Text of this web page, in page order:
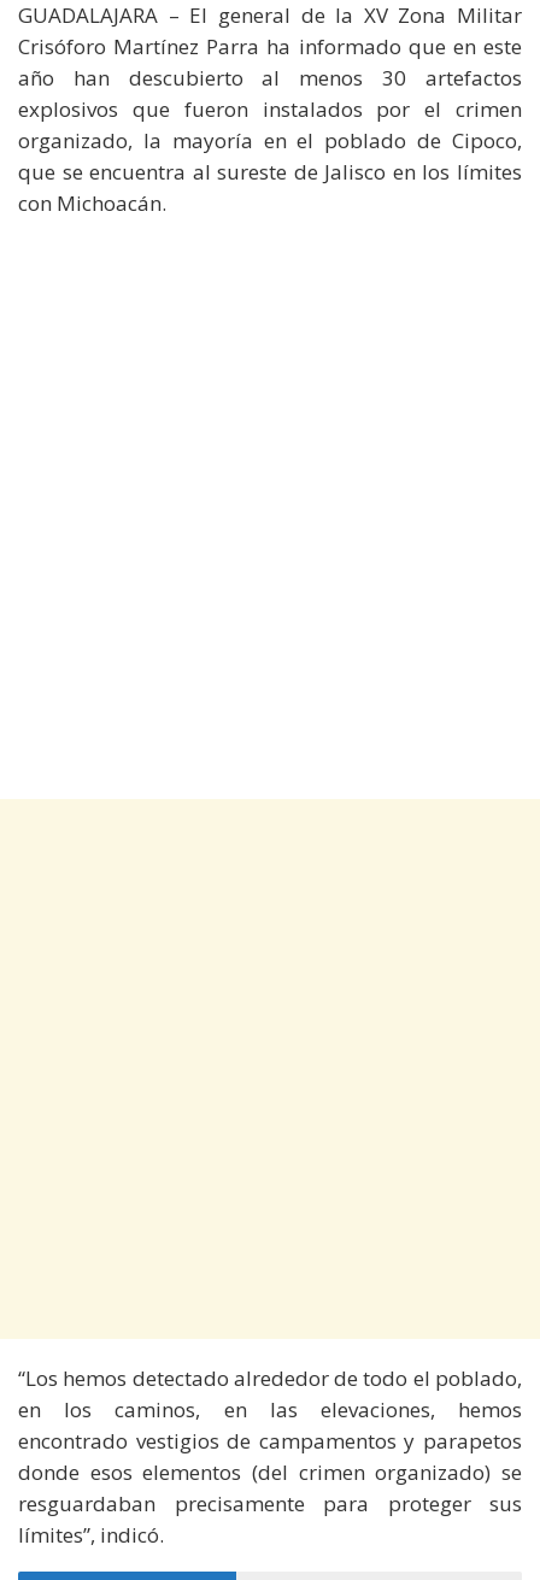
GUADALAJARA – El general de la XV Zona Militar
Crisóforo Martínez Parra ha informado que en este
año han descubierto al menos 30 artefactos
explosivos que fueron instalados por el crimen
organizado, la mayoría en el poblado de Cipoco,
que se encuentra al sureste de Jalisco en los límites
con Michoacán.
“Los hemos detectado alrededor de todo el poblado,
en los caminos, en las elevaciones, hemos
encontrado vestigios de campamentos y parapetos
donde esos elementos (del crimen organizado) se
resguardaban precisamente para proteger sus
límites”, indicó.